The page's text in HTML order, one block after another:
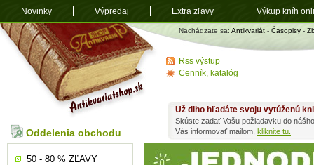
Antikvariát
shop.sk
Nachádzate sa: Antikvariát - Časopisy -
Už dlho hľadáte svoju vytúženú
Skúste zadať Vašu požiadavku do
Vás informovať mailom, kliknite tu.
Oddelenia obchodu
50 - 80 % ZĽAVY
Rss výstup
Cenník, katalóg
Novinky Výpredaj Extra zľavy Výkup kníh